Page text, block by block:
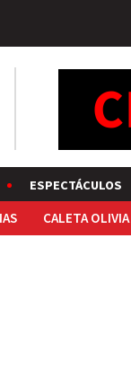
ESPECTÁCULOS
CALETA OLIVIA